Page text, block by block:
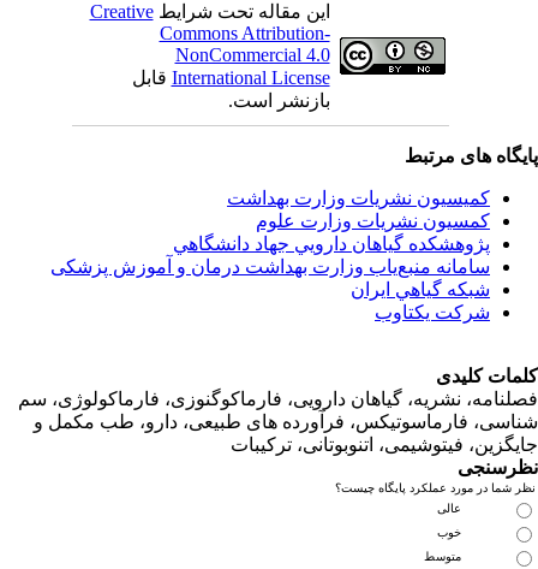
این مقاله تحت شرایط Creative
Commons Attribution-
NonCommercial 4.0
International Licenseقابل
بازنشر است.
های مرتبط
کمیسیون نشریات وزارت بهداشت
کمسیون نشریات وزارت علوم
پژوهشكده گياهان دارويي جهاد دانشگاهي
سامانه منبع‌ياب وزارت بهداشت درمان و آموزش پزشکی
شبكه گياهي ايران
شرکت یکتاوب
کلیدی
نشریه، گیاهان دارویی، فارماکوگنوزی، فارماکولوژی، سم
فارماسوتیکس، فرآورده های طبیعی، دارو، طب مکمل و
فیتوشیمی، اتنوبوتانی، ترکیبات
در مورد عملکرد پایگاه چیست؟
متوسط